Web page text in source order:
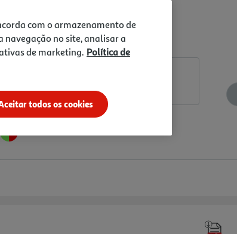
17,51 €
Notas de preparação
com o armazenamento de
navegação no site, analisar a
de marketing. Política de
todos os cookies